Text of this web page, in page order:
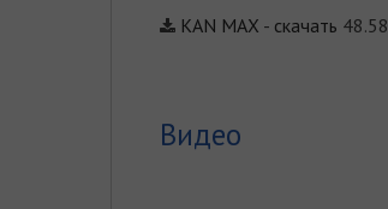
KAN MAX - скачать
Видео